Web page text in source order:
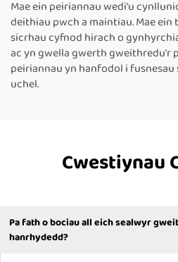
Mae ein peiriannau wedi'u
deithiau pwch a maintiau. Mae ein
sicrhau cyfnod hirach o
ac yn gwella gwerth gweithredu'r
peiriannau yn hanfodol i fusnesau
uchel.
Cwestiynau
Pa fath o bociau all eich sealwyr
hanrhydedd?